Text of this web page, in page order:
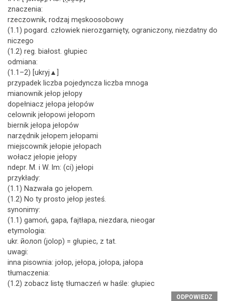
znaczenia:
rzeczownik, rodzaj męskoosobowy
(1.1) pogard. człowiek nierozgarnięty, ograniczony, niezdatny do
niczego
(1.2) reg. białost. głupiec
odmiana:
(1.1–2) [ukryj▲]
przypadek liczba pojedyncza liczba mnoga
mianownik jełop jełopy
dopełniacz jełopa jełopów
celownik jełopowi jełopom
biernik jełopa jełopów
narzędnik jełopem jełopami
miejscownik jełopie jełopach
wołacz jełopie jełopy
ndepr. M. i W. lm: (ci) jełopi
przykłady:
(1.1) Nazwała go jełopem.
(1.2) No ty prosto jełop jesteś.
synonimy:
(1.1) gamoń, gapa, fajtłapa, niezdara, nieogar
etymologia:
ukr. йолоп (jolop) = głupiec, z tat.
uwagi:
inna pisownia: jołop, jełopa, jołopa, jałopa
tłumaczenia:
(1.2) zobacz listę tłumaczeń w haśle: głupiec
ODPOWIEDZ